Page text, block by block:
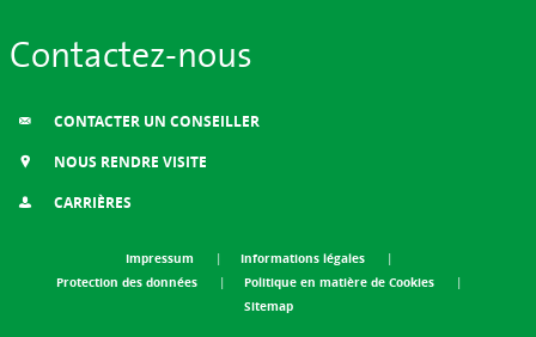
Contactez-nous
CONTACTER UN CONSEILLER
NOUS RENDRE VISITE
CARRIÈRES
Impressum
Informations légales
Protection des données
Politique en matière de Cookies
Sitemap